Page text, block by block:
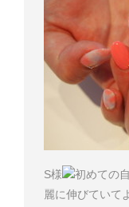
S様 初めての
麗に伸びていて